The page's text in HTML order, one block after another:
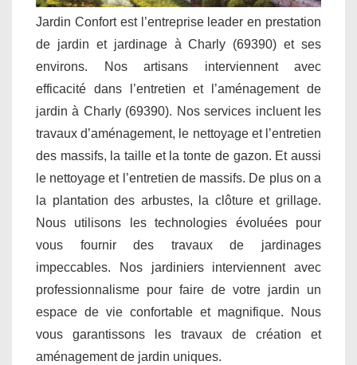
Jardin Confort est l’entreprise leader en prestation
de jardin et jardinage à Charly (69390) et ses
environs. Nos artisans interviennent avec
efficacité dans l’entretien et l’aménagement de
jardin à Charly (69390). Nos services incluent les
travaux d’aménagement, le nettoyage et l’entretien
des massifs, la taille et la tonte de gazon. Et aussi
le nettoyage et l’entretien de massifs. De plus on a
la plantation des arbustes, la clôture et grillage.
Nous utilisons les technologies évoluées pour
vous fournir des travaux de jardinages
impeccables. Nos jardiniers interviennent avec
professionnalisme pour faire de votre jardin un
espace de vie confortable et magnifique. Nous
vous garantissons les travaux de création et
aménagement de jardin uniques.